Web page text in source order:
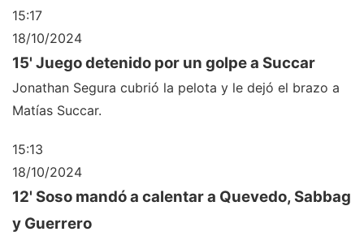
15:17
18/10/2024
15' Juego detenido por un golpe a Succar
Jonathan Segura cubrió la pelota y le dejó el brazo a
Matías Succar.
15:13
18/10/2024
12' Soso mandó a calentar a Quevedo, Sabbag
y Guerrero